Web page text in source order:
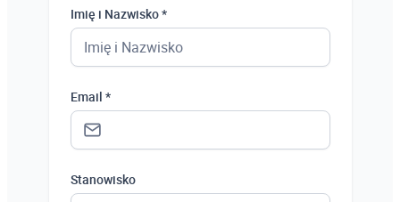
Imię i Nazwisko *
Email *
Stanowisko